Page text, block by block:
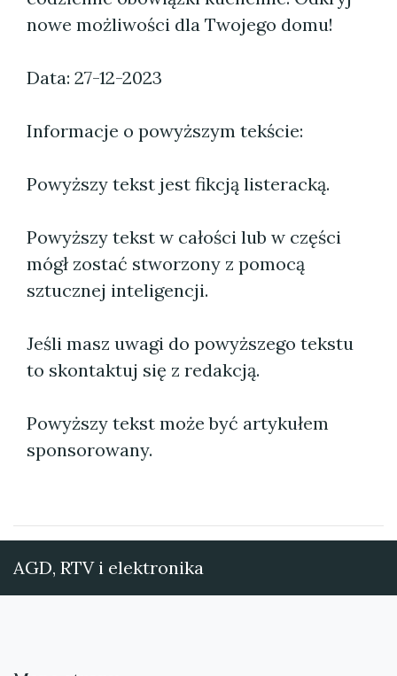
nowe możliwości dla Twojego domu!
Data: 27-12-2023
Informacje o powyższym tekście:
Powyższy tekst jest fikcją listeracką.
Powyższy tekst w całości lub w części
mógł zostać stworzony z pomocą
sztucznej inteligencji.
Jeśli masz uwagi do powyższego tekstu
to skontaktuj się z redakcją.
Powyższy tekst może być artykułem
sponsorowany.
AGD, RTV i elektronika